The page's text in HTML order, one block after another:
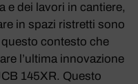
e dei lavori in cantiere,
in spazi ristretti sono
contesto che
l’ultima innovazione
145XR. Questo